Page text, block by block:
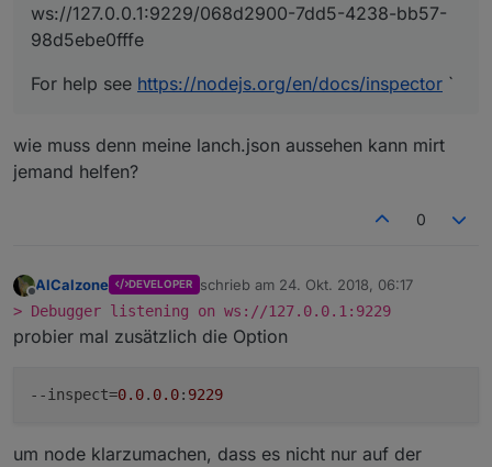
ws://127.0.0.1:9229/068d2900-7dd5-4238-bb57-
98d5ebe0fffe
For help see https://nodejs.org/en/docs/inspector `
wie muss denn meine lanch.json aussehen kann mirt
jemand helfen?
0
Offline
AlCalzone DEVELOPER schrieb am 24. Okt. 2018, 06:17
zuletzt editiert von
> Debugger listening on ws://127.0.0.1:9229
probier mal zusätzlich die Option
--inspect=0.0. 0.0: 9229
um node klarzumachen, dass es nicht nur auf der